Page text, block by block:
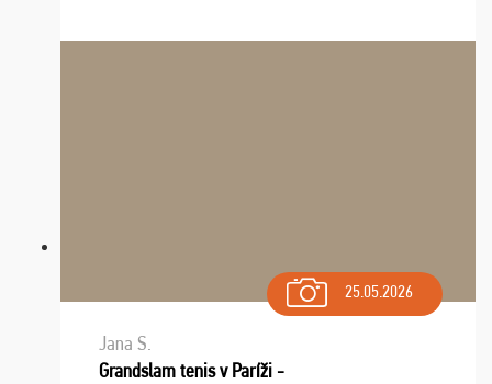
spomínať a zväžujeme repete budúci rok : ...
25.05.2026
Jana S.
Grandslam tenis v Paríži -